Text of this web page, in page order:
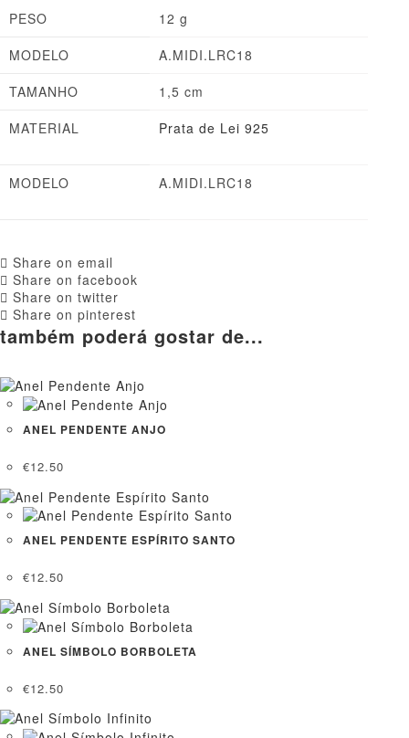
PESO
12 g
MODELO
A.MIDI.LRC18
TAMANHO
1,5 cm
MATERIAL
Prata de Lei 925
MODELO A.MIDI.LRC18
Share on email
Share on facebook
Share on twitter
Share on pinterest
também poderá gostar de...
ANEL PENDENTE ANJO
€12.50
ANEL PENDENTE ESPÍRITO SANTO
€12.50
ANEL SÍMBOLO BORBOLETA
€12.50